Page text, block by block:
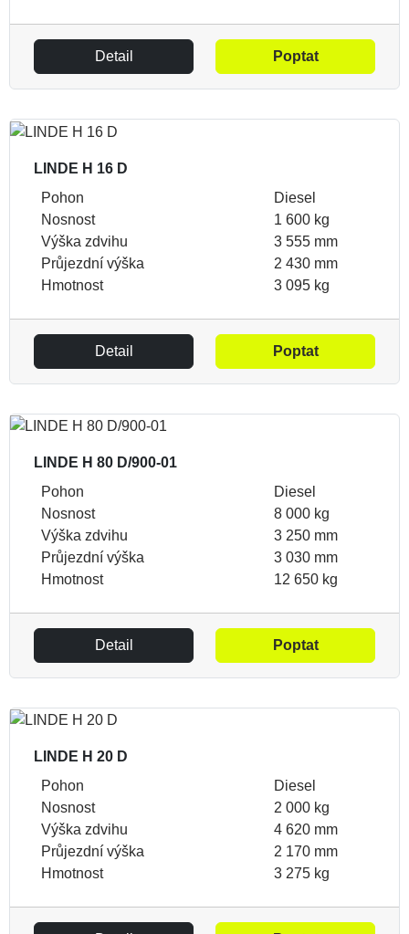
Detail Poptat
LINDE H 16 D
Pohon
Diesel
Nosnost
1 600 kg
Výška zdvihu
3 555 mm
Průjezdní výška
2 430 mm
Hmotnost
3 095 kg
Detail Poptat
LINDE H 80 D/900-01
Pohon
Diesel
Nosnost
8 000 kg
Výška zdvihu
3 250 mm
Průjezdní výška
3 030 mm
Hmotnost
12 650 kg
Detail Poptat
LINDE H 20 D
Pohon
Diesel
Nosnost
2 000 kg
Výška zdvihu
4 620 mm
Průjezdní výška
2 170 mm
Hmotnost
3 275 kg